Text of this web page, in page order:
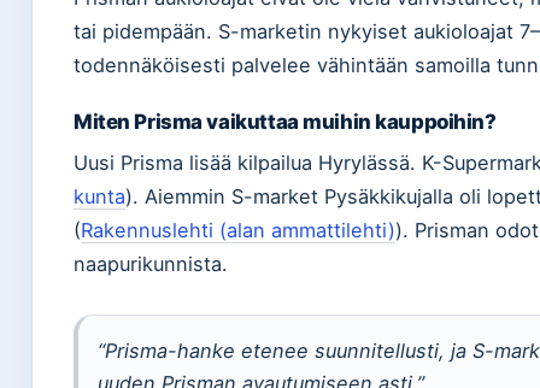
tai pidempään. S-marketin nykyiset aukioloajat
todennäköisesti palvelee vähintään samoilla
Miten Prisma vaikuttaa muihin kauppoihin?
Uusi Prisma lisää kilpailua Hyrylässä. K-
kunta). Aiemmin S-market Pysäkkikujalla oli
(Rakennuslehti (alan ammattilehti)). Prisman
naapurikunnista.
“Prisma-hanke etenee suunnitellusti, ja S-